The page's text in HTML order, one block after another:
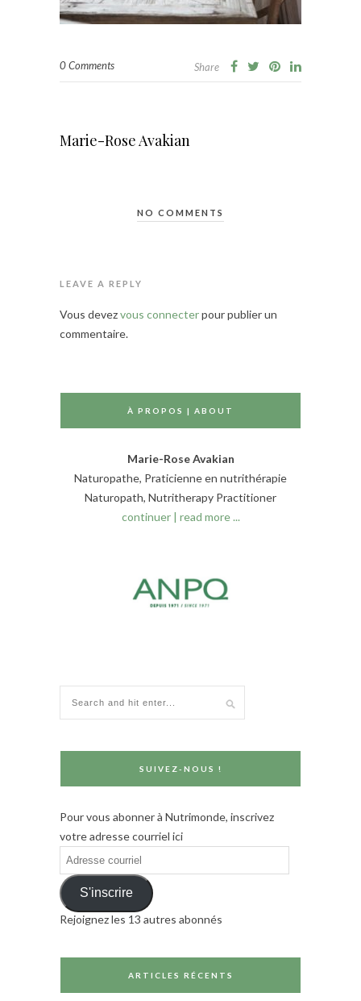
0 Comments Share
Marie-Rose Avakian
NO COMMENTS
LEAVE A REPLY
Vous devezvous connecterpour publier un
commentaire.
À PROPOS | ABOUT
Marie-Rose Avakian
Naturopathe, Praticienne en nutrithérapie
Naturopath, Nutritherapy Practitioner
continuer | read more ...
SUIVEZ-NOUS !
Pour vous abonner à Nutrimonde, inscrivez
votre adresse courriel ici
Adresse
courriel
S'inscrire
Rejoignez les 13 autres abonnés
ARTICLES RÉCENTS